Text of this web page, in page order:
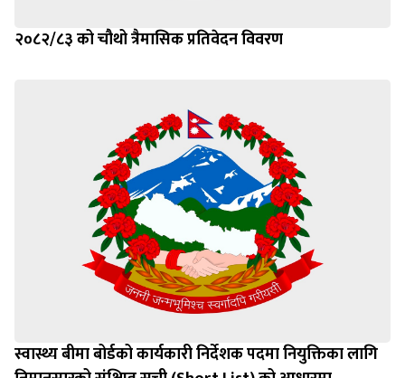
२०८२/८३ को चौथो त्रैमासिक प्रतिवेदन विवरण
स्वास्थ्य बीमा बोर्डको कार्यकारी निर्देशक पदमा नियुक्तिका लागि